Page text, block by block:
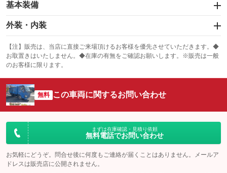
基本装備
エアバッグ
：装備なし
：装備なし
サンルーフ
：装備なし ABS
エアコン
：装備あり Wエアコン
：装備なし
リフトアップ
：装備なし パワーステアリング
：装備あり
ダウンヒルアシストコントロール
パワーウィンドウ
：装備あり 盗難防止システム
：装備なし
：装備なし
USB入力端子
：装備なし
外装・内装
カーナビ
：装備なし
TV
：装備なし
オーディオ
ビジュアル
：装備なし
革シート
：装備なし ハーフレザーシート
：装備なし
：装備なし ：装備なし
HID(キセノンライト)
【注】販売は、当店に直接ご来場頂けるお客様を優先させていただきます。◆
お取置きはいたしません。◆在庫の有無をご確認お願いします。※販売は一般
のお客様に限ります。
無料 この車両に関するお問い合わせ
まずは在庫確認・見積り依頼
無料電話でお問い合わせ
お気軽にどうぞ。問合せ後に何度もご連絡が届くことはありません。メールア
ドレスは販売店に公開されません。